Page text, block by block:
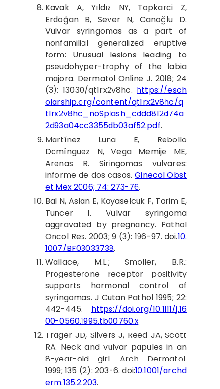
KavakA, Yıldız NY, Topkarci Z,
Erdoğan B, Sever N, Canoğlu D.
Vulvar syringomas as a part of
nonfamilial generalized eruptive
form: Unusual lesions leading to
pseudohyper-trophy of the labia
majora. Dermatol Online J. 2018; 24
(3): 13030/qt1rx2v8hc. https://esch
olarship.org/content/qt1rx2v8hc/q
t1rx2v8hc_noSplash_cddd812d74a
2d93a04cc3355db03af52.pdf.
Martínez Luna E, Rebollo
Domínguez N, Vega Memije ME,
Arenas R. Siringomas vulvares:
informe de dos casos.Ginecol Obst
et Mex 2006; 74: 273-76.
Bal N, Aslan E, Kayaselcuk F, Tarim E,
Tuncer I. Vulvar syringoma
aggravated by pregnancy. Pathol
Oncol Res. 2003; 9 (3): 196-97. doi.10.
1007/BF03033738.
Wallace, M.L.; Smoller, B.R.:
Progesterone receptor positivity
supports hormonal control of
syringomas. J Cutan Pathol 1995; 22:
442-445. https://doi.org/10.1111/j.16
00-0560.1995.tb00760.x
TragerJD, Silvers J, Reed JA, Scott
RA. Neck and vulvar papules in an
8-year-old girl. Arch Dermatol.
1999; 135 (2): 203-6. doi:10.1001/archd
erm.135.2.203.